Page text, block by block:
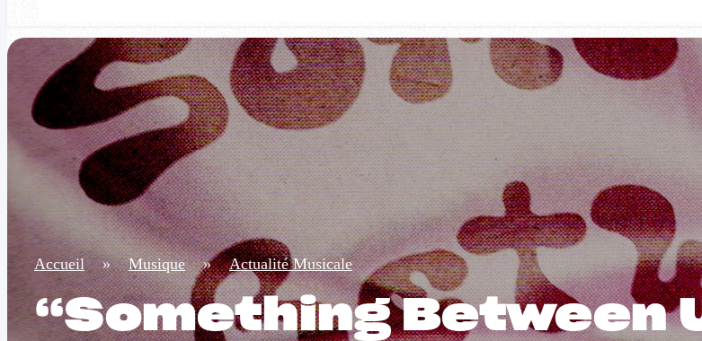
Accueil » Musique » Actualité Musicale
“Something Between